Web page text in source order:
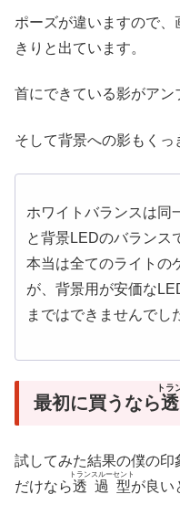
ポーズが違いますので
きりと出ています。
首にできている影がアン
そして背景への影もくっ
ホワイトバランスは同
と背景LEDのバランス
本当は全てのライトの
が、背景用が安価な
まではできませんでし
最初に買うなら
トラ
試してみた結果の僕の
だけなら透過型
トランスルーセント
が良い